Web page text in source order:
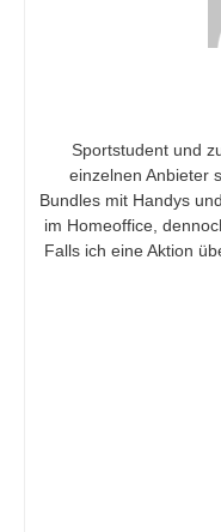
Sportstudent und
einzelnen Anbieter
Bundles mit Handys
im Homeoffice,
Falls ich eine Aktion